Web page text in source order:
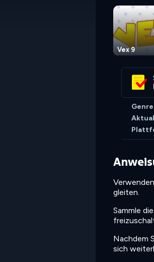
Vex 9
gleiten.
Sammle
Nachdem
sich